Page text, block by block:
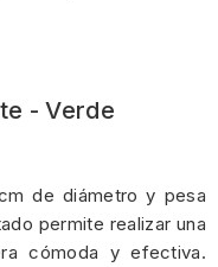
- Verde
de diámetro y pesa
permite realizar una
cómoda y efectiva.